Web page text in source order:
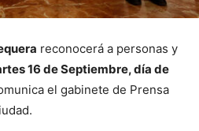
reconocerá a personas y
16 de Septiembre, día de
el gabinete de Prensa